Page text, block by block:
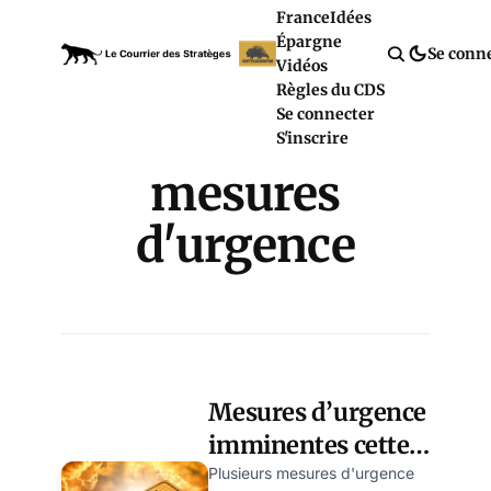
FranceIdées
Épargne
Vidéos
Règles du CDS
Se connecter
S'inscrire
Se
mesures
d'urgence
Mesures d’urgence
imminentes cette
semaine : le récap’
Plusieurs mesures d'urgence